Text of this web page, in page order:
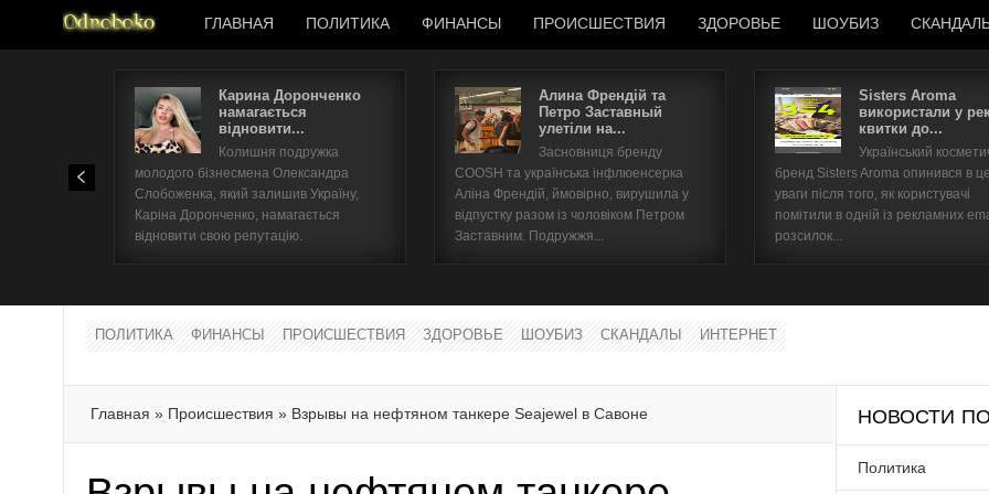
ГЛАВНАЯ ПОЛИТИКА ФИНАНСЫ ПРОИСШЕСТВИЯ ЗДОРОВЬЕ ШОУБИЗ
Карина Доронченко
намагається
відновити...
Колишня подружка
молодого бізнесмена Олександра
Слобоженка, який залишив Україну,
Каріна Доронченко, намагається
відновити свою репутацію.
Алина Френдій та
Петро Заставный
улетіли на...
Засновниця бренду
COOSH та українська інфлюенсерка
Аліна Френдій, ймовірно, вирушила у
відпустку разом із чоловіком Петром
Заставним. Подружжя...
Sisters Aroma
використали у
квитки до...
Український
бренд Sisters Aroma опинився в
уваги після того, як користувачі
помітили в одній із рекламних
розсилок...
ПОЛИТИКА ФИНАНСЫ ПРОИСШЕСТВИЯ ЗДОРОВЬЕ ШОУБИЗ СКАНДАЛЫ ИНТЕРНЕТ
Главная » Происшествия » Взрывы на нефтяном танкере Seajewel в Савоне НОВОСТИ
Политика
Имя пользователя
Забыли имя пользователя?